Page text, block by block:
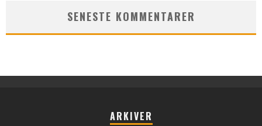
SENESTE KOMMENTARER
ARKIVER